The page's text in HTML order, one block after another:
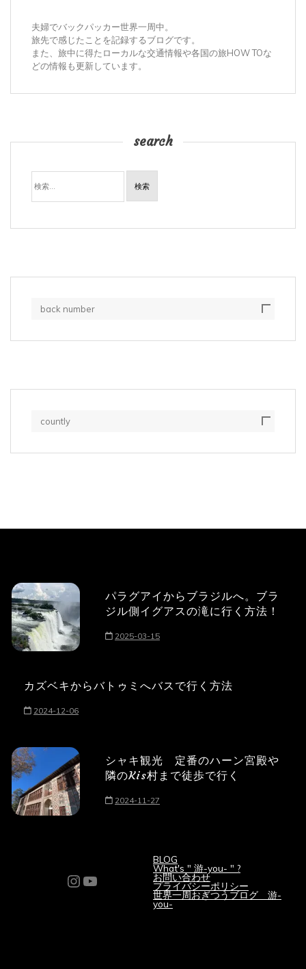
夫婦でバックパッカー世界一周中。
旅先で感じたことを記録するブログです。
また、旅中に得たローカルな交通情報や各国の旅HOW TOな
どの情報も更新しています。
search
検
索:
back number
countly
パラグアイからブラジルへ。ブラ
ジル側イグアスの滝に行く方法！
2025-03-15
カズベキからバトゥミへバスで行く方法
2024-12-06
シャキ観光 定番のハーン宮殿や
隣のKis村まで徒歩で行く
2024-11-27
Instagram
YouTube
BLOG
What's " 游-you- " ?
お問い合わせ
プライバシーポリシー
世界一周おぎつうブログ 游-
you-